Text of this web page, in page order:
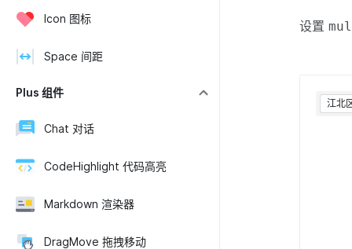
Icon 图标
Space 间距
Plus 组件
Chat 对话
CodeHighlight 代码高亮
Markdown 渲染器
DragMove 拖拽移动
设置
江北